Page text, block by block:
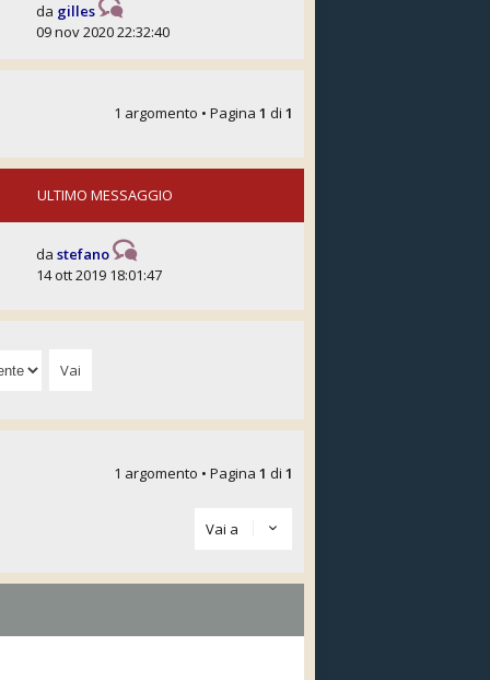
da gilles
09 nov 2020 22:32:40
1 argomento • Pagina 1 di 1
ULTIMO MESSAGGIO
da stefano
14 ott 2019 18:01:47
1 argomento • Pagina 1 di 1
Vai a